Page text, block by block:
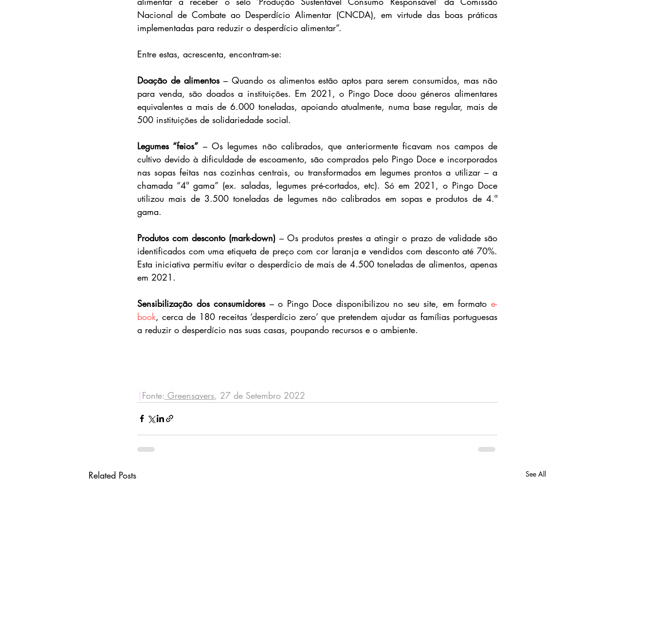
Nacional de Combate ao Desperdício Alimentar (CNCDA), em virtude das boas práticas
implementadas para reduzir o desperdício alimentar”.
Entre estas, acrescenta, encontram-se:
Doação de alimentos – Quando os alimentos estão aptos para serem consumidos, mas não
para venda, são doados a instituições. Em 2021, o Pingo Doce doou géneros alimentares
equivalentes a mais de 6.000 toneladas, apoiando atualmente, numa base regular, mais de
500 instituições de solidariedade social.
Legumes “feios” – Os legumes não calibrados, que anteriormente ficavam nos campos de
cultivo devido à dificuldade de escoamento, são comprados pelo Pingo Doce e incorporados
nas sopas feitas nas cozinhas centrais, ou transformados em legumes prontos a utilizar – a
chamada “4ª gama” (ex. saladas, legumes pré-cortados, etc). Só em 2021, o Pingo Doce
utilizou mais de 3.500 toneladas de legumes não calibrados em sopas e produtos de 4.ª
gama.
Produtos com desconto (mark-down) – Os produtos prestes a atingir o prazo de validade são
identificados com uma etiqueta de preço com cor laranja e vendidos com desconto até 70%.
Esta iniciativa permitiu evitar o desperdício de mais de 4.500 toneladas de alimentos, apenas
em 2021.
Sensibilização dos consumidores – o Pingo Doce disponibilizou no seu site, em formato e-
book, cerca de 180 receitas ‘desperdício zero’ que pretendem ajudar as famílias portuguesas
a reduzir o desperdício nas suas casas, poupando recursos e o ambiente.
| Fonte: Greensavers, 27 de Setembro 2022
Related Posts See All